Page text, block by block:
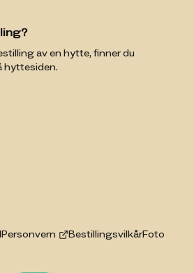
av en hytte, finner du
hyttesiden.
Personvern BestillingsvilkårFoto